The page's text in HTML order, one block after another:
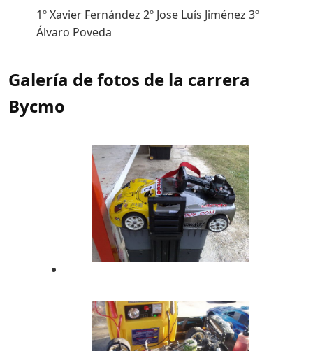
1º Xavier Fernández 2º Jose Luís Jiménez 3º
Álvaro Poveda
Galería de fotos de la carrera
Bycmo